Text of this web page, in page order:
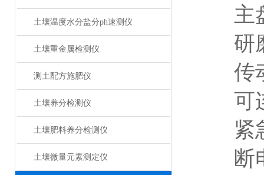
土壤温度水分盐分ph速测仪
土壤重金属检测仪
测土配方施肥仪
土壤养分检测仪
土壤肥料养分检测仪​
土壤微量元素测定仪
主盘
研磨
传动
可连
紧急
断电